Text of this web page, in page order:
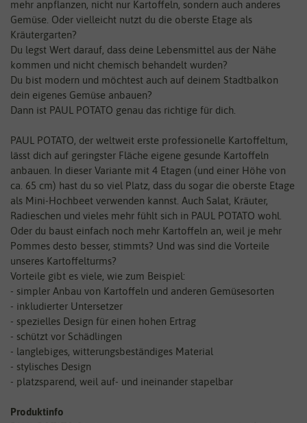
mehr anpflanzen, nicht nur Kartoffeln, sondern auch anderes
Gemüse. Oder vielleicht nutzt du die oberste Etage als
Kräutergarten?
Du legst Wert darauf, dass deine Lebensmittel aus der Nähe
kommen und nicht chemisch behandelt wurden?
Du bist modern und möchtest auch auf deinem Stadtbalkon
dein eigenes Gemüse anbauen?
Dann ist PAUL POTATO genau das richtige für dich.
PAUL POTATO, der weltweit erste professionelle Kartoffeltum,
lässt dich auf geringster Fläche eigene gesunde Kartoffeln
anbauen. In dieser Variante mit 4 Etagen (und einer Höhe von
ca. 65 cm) hast du so viel Platz, dass du sogar die oberste Etage
als Mini-Hochbeet verwenden kannst. Auch Salat, Kräuter,
Radieschen und vieles mehr fühlt sich in PAUL POTATO wohl.
Oder du baust einfach noch mehr Kartoffeln an, weil je mehr
Pommes desto besser, stimmts? Und was sind die Vorteile
unseres Kartoffelturms?
Vorteile gibt es viele, wie zum Beispiel:
- simpler Anbau von Kartoffeln und anderen Gemüsesorten
- inkludierter Untersetzer
- spezielles Design für einen hohen Ertrag
- schützt vor Schädlingen
- langlebiges, witterungsbeständiges Material
- stylisches Design
- platzsparend, weil auf- und ineinander stapelbar
Produktinfo